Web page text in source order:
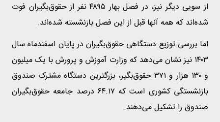
از سویی دیگر نیز، در فصل بهار ۴۸۹۵ نفر از حقوق‌بگیران فوت
شده‌اند که همه آنها قبل از این فصل بازنشسته شده‌اند.
اما بررسی توزیع دستگاهی حقوق‌بگیران در پایان اسفندماه سال
۱۴۰۳ نیز نشان می‌دهد که وزارت آموزش و پرورش با یک میلیون
و ۱۳۰ هزار و ۳۷۱ حقوق‌بگیر، بزرگترین دستگاه مشترک صندوق
بازنشستگی کشوری است که ۶۴.۱۷ درصد جامعه حقوق‌بگیران
صندوق را تشکیل می‌دهند.